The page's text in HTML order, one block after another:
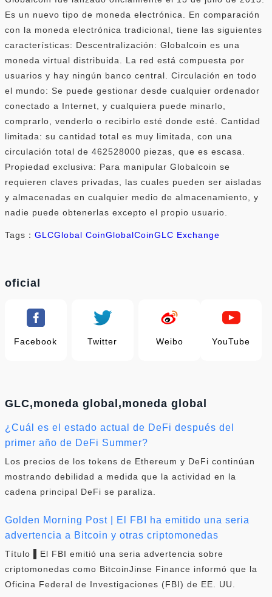
Es un nuevo tipo de moneda electrónica. En comparación
con la moneda electrónica tradicional, tiene las siguientes
características: Descentralización: Globalcoin es una
moneda virtual distribuida. La red está compuesta por
usuarios y hay ningún banco central. Circulación en todo
el mundo: Se puede gestionar desde cualquier ordenador
conectado a Internet, y cualquiera puede minarlo,
comprarlo, venderlo o recibirlo esté donde esté. Cantidad
limitada: su cantidad total es muy limitada, con una
circulación total de 462528000 piezas, que es escasa.
Propiedad exclusiva: Para manipular Globalcoin se
requieren claves privadas, las cuales pueden ser aisladas
y almacenadas en cualquier medio de almacenamiento, y
nadie puede obtenerlas excepto el propio usuario.
Tags： GLCGlobal CoinGlobalCoinGLC Exchange
oficial
Facebook Twitter Weibo YouTube
GLC,moneda global,moneda global
¿Cuál es el estado actual de DeFi después del
primer año de DeFi Summer?
Los precios de los tokens de Ethereum y DeFi continúan
mostrando debilidad a medida que la actividad en la
cadena principal DeFi se paraliza.
Golden Morning Post | El FBI ha emitido una seria
advertencia a Bitcoin y otras criptomonedas
Título ▌El FBI emitió una seria advertencia sobre
criptomonedas como BitcoinJinse Finance informó que la
Oficina Federal de Investigaciones (FBI) de EE. UU.